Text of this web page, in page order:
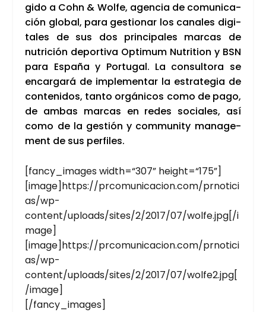
gi­do a Cohn & Wol­fe, agen­cia de comu­ni­ca­
ción glo­bal, para ges­tio­nar los cana­les digi­
ta­les de sus dos prin­ci­pa­les mar­cas de
nutri­ción depor­ti­va Opti­mum Nutri­tion y BSN
para Espa­ña y Por­tu­gal. La con­sul­to­ra se
encar­ga­rá de imple­men­tar la estra­te­gia de
con­te­ni­dos, tan­to orgá­ni­cos como de pago,
de ambas mar­cas en redes socia­les, así
como de la ges­tión y com­mu­nity mana­ge­
ment de sus per­fi­les.
[fancy_images width=“307” height=“175”]
[image]https://prcomunicacion.com/prnotici
as/wp-
content/uploads/sites/2/2017/07/wolfe.jpg[/i
mage]
[image]https://prcomunicacion.com/prnotici
as/wp-
content/uploads/sites/2/2017/07/wolfe2.jpg[
/image]
[/fancy_images]